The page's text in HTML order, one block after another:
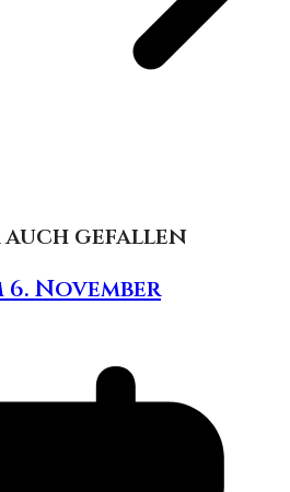
auch gefallen
November